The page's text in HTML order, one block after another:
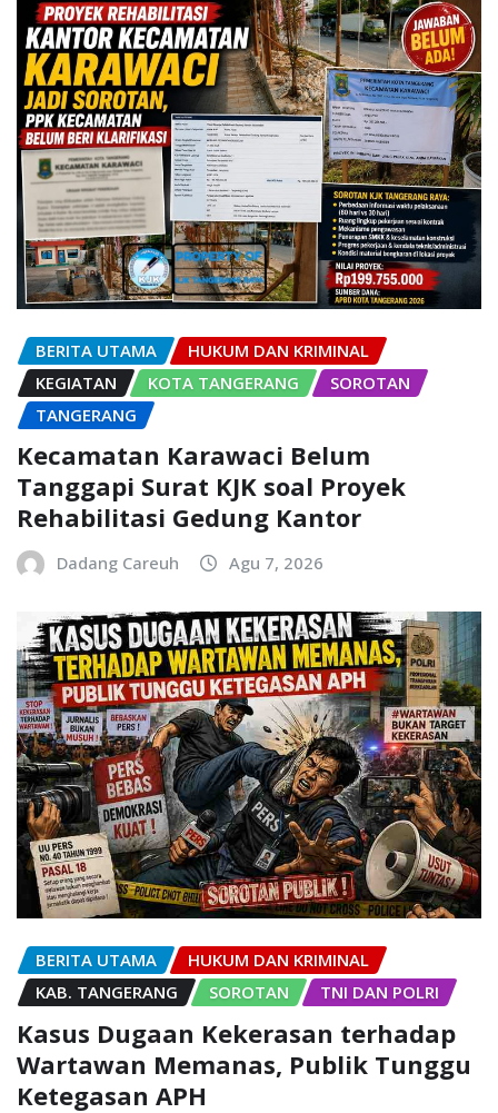
BERITA UTAMA
HUKUM DAN KRIMINAL
KEGIATAN
KOTA TANGERANG
SOROTAN
TANGERANG
Kecamatan Karawaci Belum
Tanggapi Surat KJK soal Proyek
Rehabilitasi Gedung Kantor
Dadang Careuh Agu 7, 2026
BERITA UTAMA
HUKUM DAN KRIMINAL
KAB. TANGERANG
SOROTAN TNI DAN POLRI
Kasus Dugaan Kekerasan terhadap
Wartawan Memanas, Publik Tunggu
Ketegasan APH